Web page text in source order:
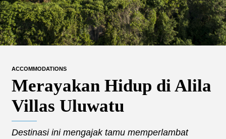
ACCOMMODATIONS
Merayakan Hidup di Alila
Villas Uluwatu
Destinasi ini mengajak tamu memperlambat